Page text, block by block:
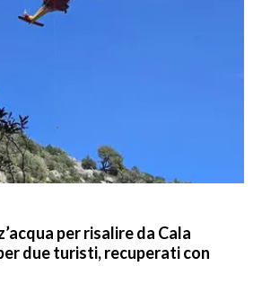
per risalire da Cala
due turisti, recuperati con